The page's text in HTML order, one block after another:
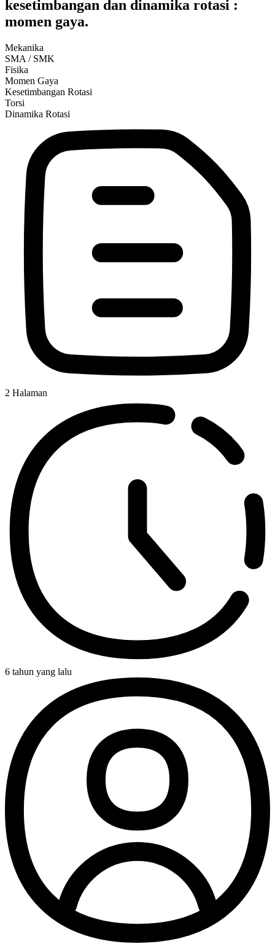
kesetimbangan dan dinamika rotasi :
momen gaya.
Mekanika
SMA / SMK
Fisika
Momen Gaya
Kesetimbangan Rotasi
Torsi
Dinamika Rotasi
2 Halaman
6 tahun yang lalu